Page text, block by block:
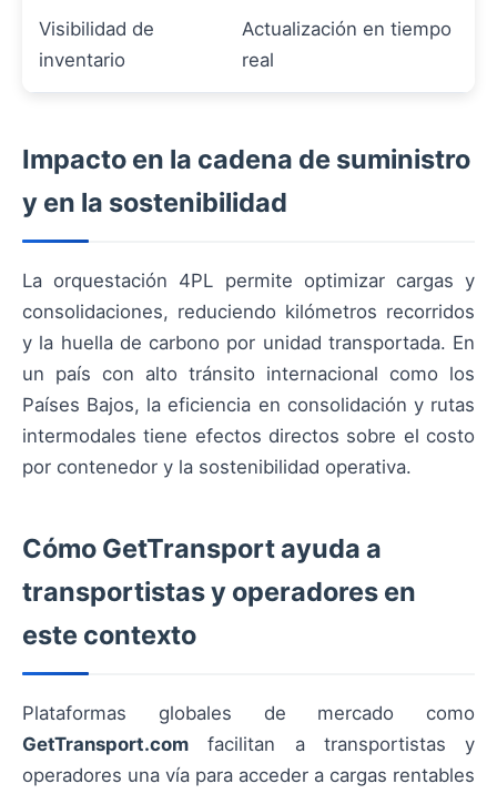
Visibilidad de
inventario
Actualización en tiempo
real
Impacto en la cadena de suministro
y en la sostenibilidad
La orquestación 4PL permite optimizar cargas y
consolidaciones, reduciendo kilómetros recorridos
y la huella de carbono por unidad transportada. En
un país con alto tránsito internacional como los
Países Bajos, la eficiencia en consolidación y rutas
intermodales tiene efectos directos sobre el costo
por contenedor y la sostenibilidad operativa.
Cómo GetTransport ayuda a
transportistas y operadores en
este contexto
Plataformas globales de mercado como
GetTransport.com facilitan a transportistas y
operadores una vía para acceder a cargas rentables